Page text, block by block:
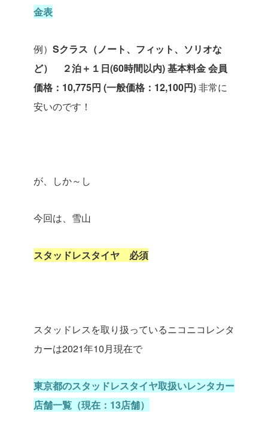
金表
例） Sクラス（ノート、フィット、ソリオな
ど）
２泊＋１日(60時間以内)基本料金 会員
価格：10,775円 (一般価格：12,100円)非常に
安いのです！
が、しか～し
今回は、雪山
スタッドレスタイヤ 必須
スタッドレスを取り扱っているニコニコレンタ
カーは2021年10月現在で
東京都のスタッドレスタイヤ取扱いレンタカー
店舗一覧（現在：13店舗）